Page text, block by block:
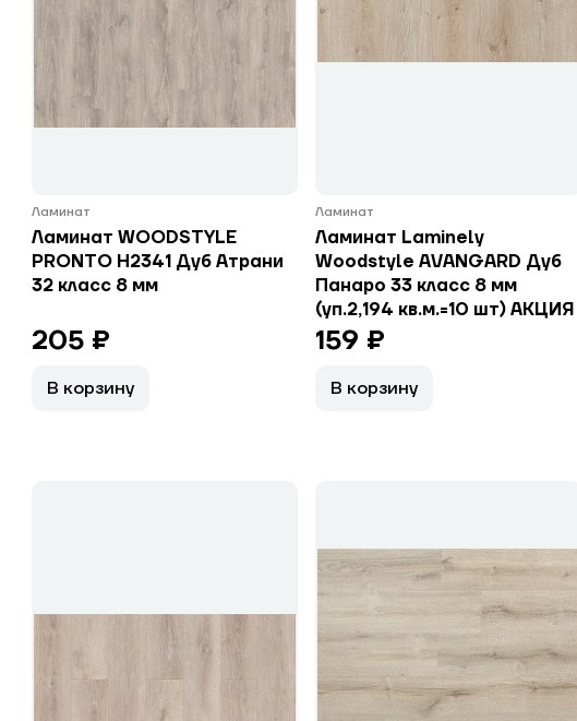
Ламинат
Ламинат WOODSTYLE
PRONTO H2341 Дуб Атрани
32 класс 8 мм
205 ₽
В корзину
Ламинат
Ламинат Laminely
Woodstyle AVANGARD Дуб
Панаро 33 класс 8 мм
(уп.2,194 кв.м.=10 шт) АКЦИЯ
159 ₽
В корзину